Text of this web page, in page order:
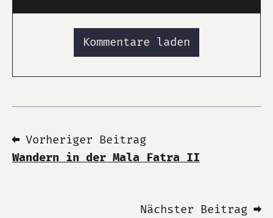
Kommentare laden
⬅ Vorheriger Beitrag
Wandern in der Mala Fatra II
Nächster Beitrag ➡